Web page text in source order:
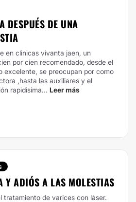
DESPUÉS DE UNA
en clinicas vivanta jaen, un
por cien recomendado, desde el
excelente, se preocupan por como
,hasta las auxiliares y el
rapidisima... Leer más
Y ADIÓS A LAS MOLESTIAS
tratamiento de varices con láser.